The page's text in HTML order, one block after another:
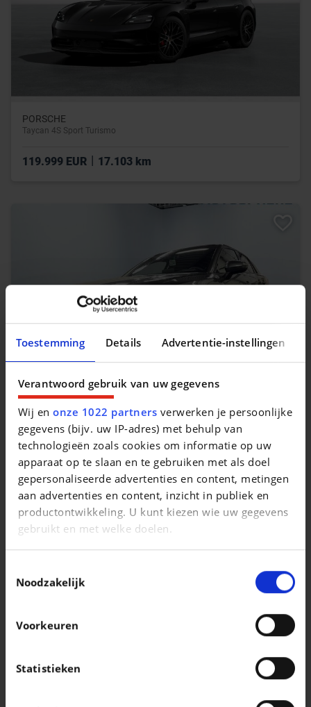
Toestemming Details Advertentie-instellingen
Verantwoord gebruik van uw gegevens
Wij enonze 1022 partners verwerken je persoonlijke
gegevens (bijv. uw IP-adres) met behulp van
technologieën zoals cookies om informatie op uw
apparaat op te slaan en te gebruiken met als doel
gepersonaliseerde advertenties en content, metingen
aan advertenties en content, inzicht in publiek en
productontwikkeling. U kunt kiezen wie uw gegevens
gebruikt en met welke doelen.
Informatie verzamelen over uw geografische
locatie, die tot een paar meter nauwkeurig kan zijn
Uw apparaat identificeren door het actief te
scannen op specifieke eigenschappen
Lees meer over hoe uw persoonlijke gegevens worden
detailgedeelte
in. U kunt uw toestemming op elk moment wijzigen of
Noodzakelijk
Voorkeuren
Statistieken
PORSCHE
Taycan 4S Sport Turismo
119.999 EUR 17.103 km
AUDI Q2
S line
38.900 EUR|
PEUGEOT 308